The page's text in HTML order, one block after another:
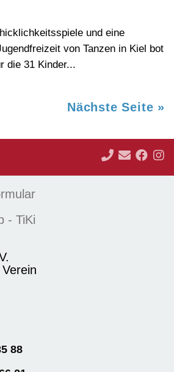
und eine
von Tanzen in Kiel bot
die 31 Kinder...
Nächste Seite »
- TiKi
88